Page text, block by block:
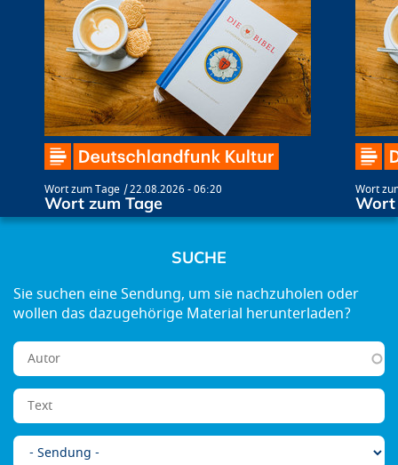
Wort zum Tage 22.08.2026 - 06:20
Wort zum Tage
Wort
Wort
SUCHE